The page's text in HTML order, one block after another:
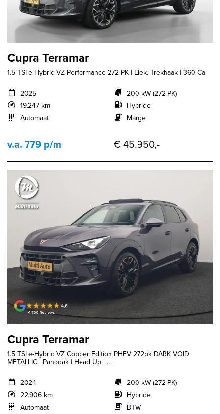
Cupra Terramar
1.5 TSI e-Hybrid VZ Performance 272 PK | Elek. Trekhaak | 360 Ca
2025
19.247 km
Automaat
200 kW (272 PK)
Hybride
Marge
v.a. 779 p/m € 45.950,-
Cupra Terramar
1.5 TSI e-Hybrid VZ Copper Edition PHEV 272pk DARK VOID
METALLIC | Panodak | Head Up | ...
2024
22.906 km
Automaat
200 kW (272 PK)
Hybride
BTW